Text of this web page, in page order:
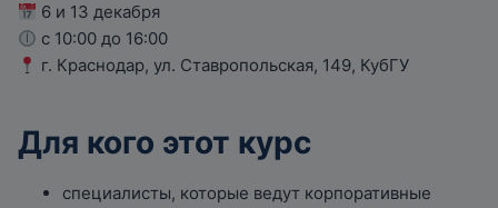
6 и 13 декабря
с 10:00 до 16:00
г. Краснодар, ул. Ставропольская, 149, КубГУ
Для кого этот курс
специалисты, которые ведут корпоративные